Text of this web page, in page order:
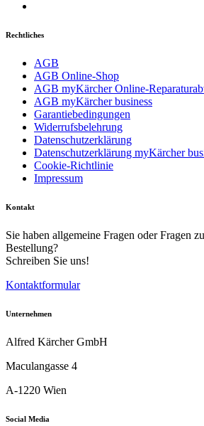
Rechtliches
AGB
AGB Online-Shop
AGB myKärcher Online-
AGB myKärcher business
Garantiebedingungen
Widerrufsbelehrung
Datenschutzerklärung
Datenschutzerklärung myKärcher
Cookie-Richtlinie
Impressum
Kontakt
Sie haben allgemeine Fragen oder Fragen
Bestellung?
Schreiben Sie uns!
Kontaktformular
Unternehmen
Alfred Kärcher GmbH
Maculangasse 4
A-1220 Wien
Social Media